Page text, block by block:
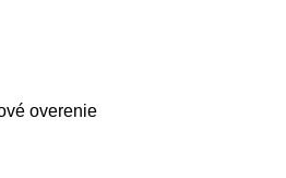
overenie